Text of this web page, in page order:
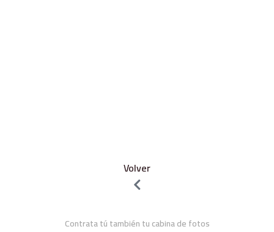
Volver
Contrata tú también tu cabina de fotos